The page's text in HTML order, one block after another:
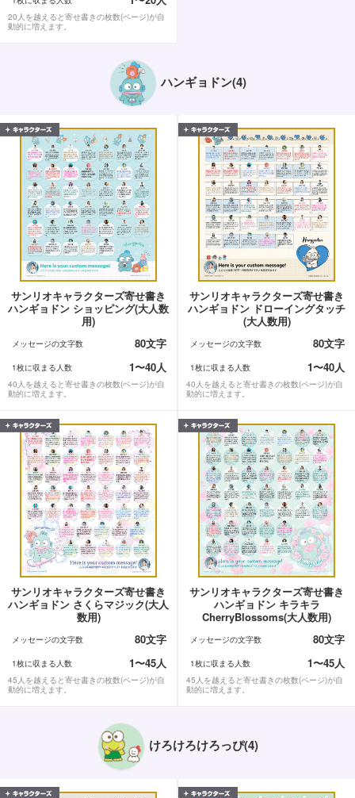
20人を越えると寄せ書きの枚数(ページ)が自
動的に増えます。
ハンギョドン(4)
サンリオキャラクターズ寄せ書き
ハンギョドン ショッピング(大人数
用)
メッセージの文字数 80文字
1枚に収まる人数 1〜40人
40人を越えると寄せ書きの枚数(ページ)が自
動的に増えます。
サンリオキャラクターズ寄せ書き
ハンギョドン ドローイングタッチ
(大人数用)
メッセージの文字数 80文字
1枚に収まる人数 1〜40人
40人を越えると寄せ書きの枚数(ページ)が自
動的に増えます。
サンリオキャラクターズ寄せ書き
ハンギョドン さくらマジック(大人
数用)
メッセージの文字数 80文字
1枚に収まる人数 1〜45人
45人を越えると寄せ書きの枚数(ページ)が自
動的に増えます。
サンリオキャラクターズ寄せ書き
ハンギョドン キラキラ
CherryBlossoms(大人数用)
メッセージの文字数 80文字
1枚に収まる人数 1〜45人
45人を越えると寄せ書きの枚数(ページ)が自
動的に増えます。
けろけろけろっぴ(4)